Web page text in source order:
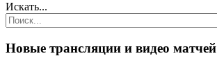
Искать...
Новые трансляции и видео матчей